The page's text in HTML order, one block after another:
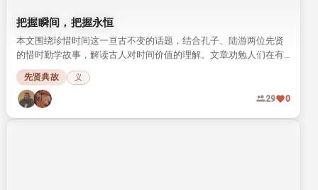
把握瞬间，把握永恒
本文围绕珍惜时间这一亘古不变的话题，结合孔子、陆游两位先贤
的惜时勤学故事，解读古人对时间价值的理解。文章劝勉人们在有
限的生命里，多做有意义的事，把握每一个瞬间才能留住永恒。
先贤典故 义
29 0